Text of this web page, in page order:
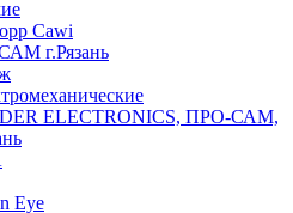
Cawi
г.Рязань
ELECTRONICS, ПРО-САМ,
Eye